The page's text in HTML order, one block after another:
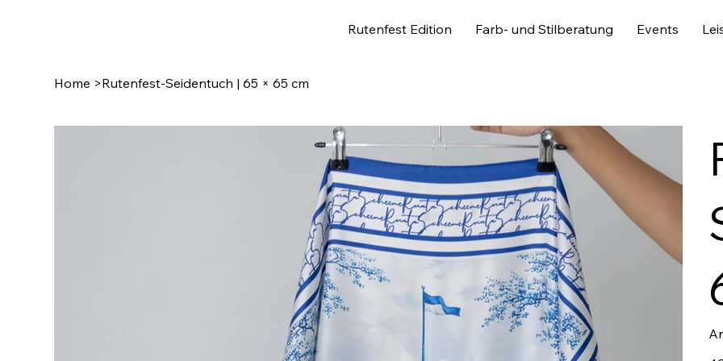
Rutenfest Edition Farb- und Stilberatung Events
Home >Rutenfest-Seidentuch | 65 × 65 cm
Preis